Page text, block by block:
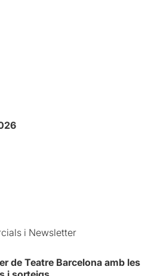
i Newsletter
de Teatre Barcelona amb les